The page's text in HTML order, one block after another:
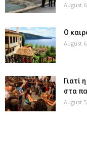
August
Ο
August
Γιατί
στα
August